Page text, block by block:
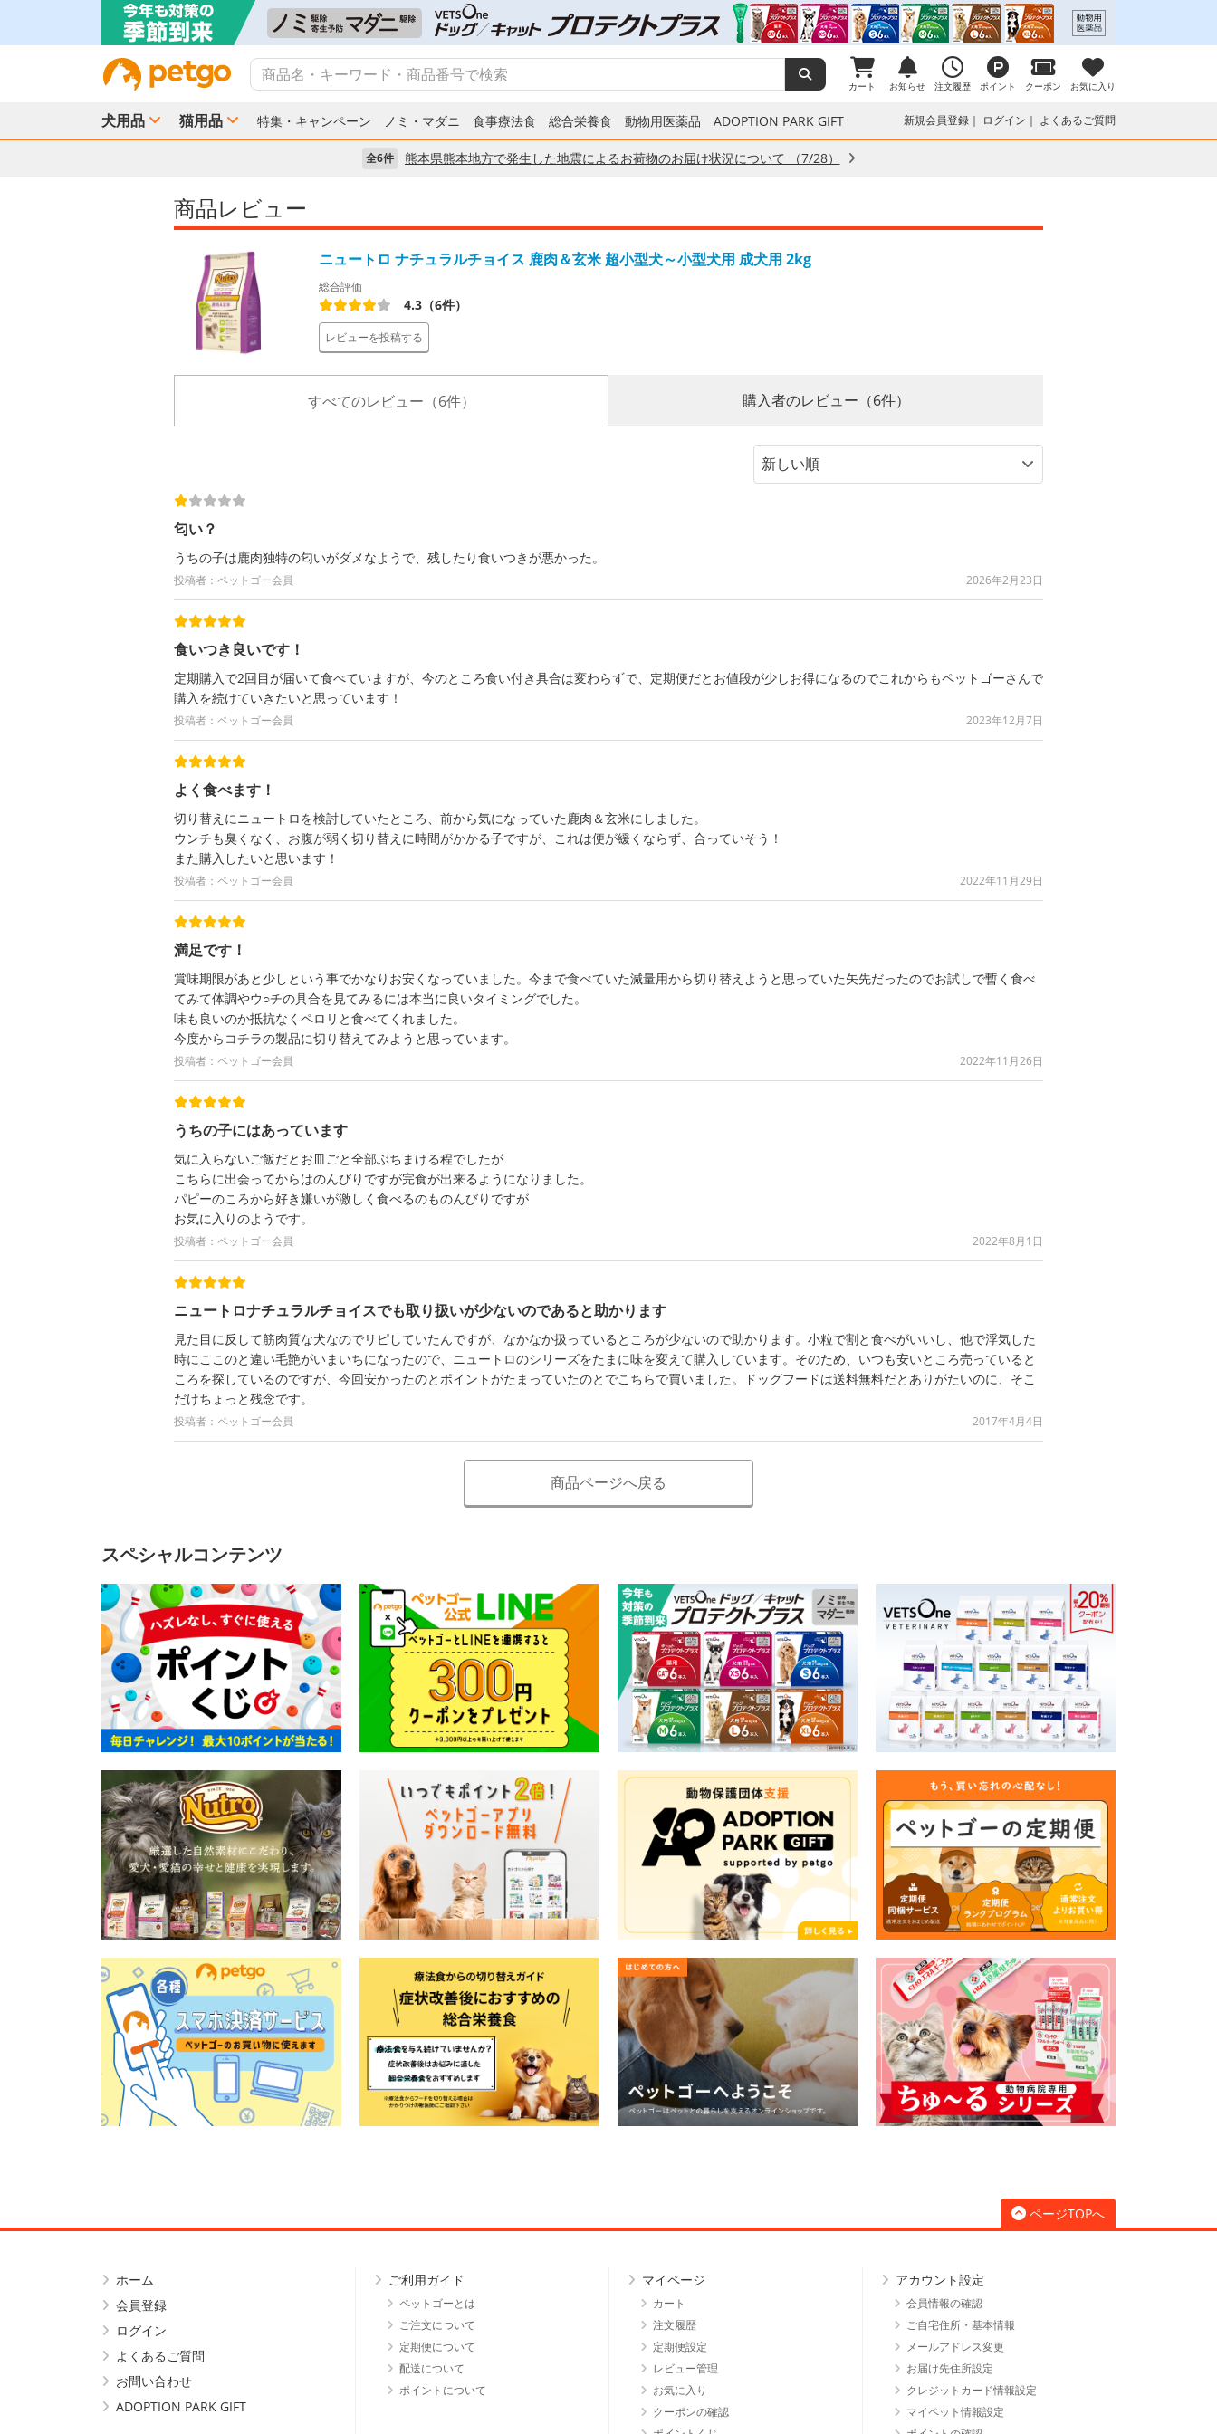
カート お知らせ 注文履歴 ポイント クーポン お気に入り
犬用品 猫用品 特集・キャンペーン ノミ・マダニ 食事療法食 総合栄養食 動物用医薬品 ADOPTION PARK GIFT 新規会員登録 ログイン よくあるご質問
全6件 熊本県熊本地方で発生した地震によるお荷物のお届け状況について （7/28）
商品レビュー
ニュートロ ナチュラルチョイス 鹿肉＆玄米 超小型犬～小型犬用 成犬用 2kg
総合評価
4.3（6件）
レビューを投稿する
すべてのレビュー（6件） 購入者のレビュー（6件）
匂い？
うちの子は鹿肉独特の匂いがダメなようで、残したり食いつきが悪かった。
投稿者：ペットゴー会員 2026年2月23日
食いつき良いです！
定期購入で2回目が届いて食べていますが、今のところ食い付き具合は変わらずで、定期便だとお値段が少しお得になるのでこれからもペットゴーさんで
購入を続けていきたいと思っています！
投稿者：ペットゴー会員 2023年12月7日
よく食べます！
切り替えにニュートロを検討していたところ、前から気になっていた鹿肉＆玄米にしました。
ウンチも臭くなく、お腹が弱く切り替えに時間がかかる子ですが、これは便が緩くならず、合っていそう！
また購入したいと思います！
投稿者：ペットゴー会員 2022年11月29日
満足です！
賞味期限があと少しという事でかなりお安くなっていました。今まで食べていた減量用から切り替えようと思っていた矢先だったのでお試しで暫く食べ
てみて体調やウ○チの具合を見てみるには本当に良いタイミングでした。
味も良いのか抵抗なくペロリと食べてくれました。
今度からコチラの製品に切り替えてみようと思っています。
投稿者：ペットゴー会員 2022年11月26日
うちの子にはあっています
気に入らないご飯だとお皿ごと全部ぶちまける程でしたが
こちらに出会ってからはのんびりですが完食が出来るようになりました。
パピーのころから好き嫌いが激しく食べるのものんびりですが
お気に入りのようです。
投稿者：ペットゴー会員 2022年8月1日
ニュートロナチュラルチョイスでも取り扱いが少ないのであると助かります
見た目に反して筋肉質な犬なのでリピしていたんですが、なかなか扱っているところが少ないので助かります。小粒で割と食べがいいし、他で浮気した
時にここのと違い毛艶がいまいちになったので、ニュートロのシリーズをたまに味を変えて購入しています。そのため、いつも安いところ売っていると
ころを探しているのですが、今回安かったのとポイントがたまっていたのとでこちらで買いました。ドッグフードは送料無料だとありがたいのに、そこ
だけちょっと残念です。
投稿者：ペットゴー会員 2017年4月4日
商品ページへ戻る
スペシャルコンテンツ
ページTOPへ
ホーム
会員登録
ログイン
よくあるご質問
お問い合わせ
ADOPTION PARK GIFT
ご利用ガイド
ペットゴーとは
ご注文について
定期便について
配送について
ポイントについて
マイページ
カート
注文履歴
定期便設定
レビュー管理
お気に入り
クーポンの確認
アカウント設定
会員情報の確認
ご自宅住所・基本情報
メールアドレス変更
お届け先住所設定
クレジットカード情報設定
マイペット情報設定